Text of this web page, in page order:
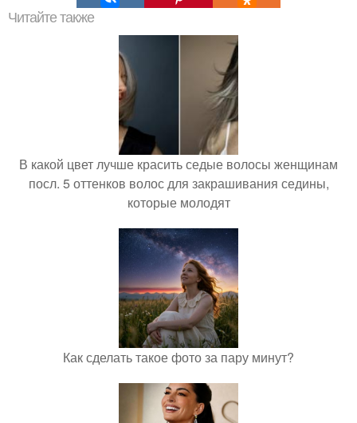
Читайте также
В какой цвет лучше красить седые волосы женщинам
посл. 5 оттенков волос для закрашивания седины,
которые молодят
Как сделать такое фото за пару минут?